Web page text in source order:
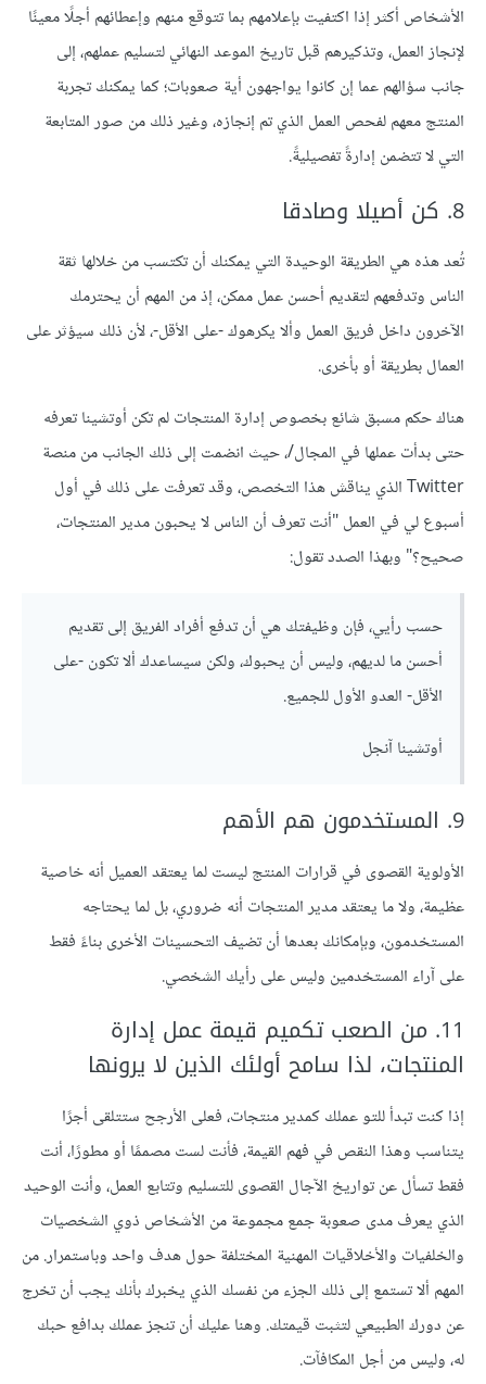
الأشخاص أكثر إذا اكتفيت بإعلامهم بما تتوقع منهم وإعطائهم أجلًا معينًا
لإنجاز العمل، وتذكيرهم قبل تاريخ الموعد النهائي لتسليم عملهم، إلى
جانب سؤالهم عما إن كانوا يواجهون أية صعوبات؛ كما يمكنك تجربة
المنتج معهم لفحص العمل الذي تم إنجازه، وغير ذلك من صور المتابعة
التي لا تتضمن إدارةً تفصيليةً.
8. كن أصيلا وصادقا
تُعد هذه هي الطريقة الوحيدة التي يمكنك أن تكتسب من خلالها ثقة
الناس وتدفعهم لتقديم أحسن عمل ممكن، إذ من المهم أن يحترمك
الآخرون داخل فريق العمل وألا يكرهوك -على الأقل-، لأن ذلك سيؤثر على
العمال بطريقة أو بأخرى.
هناك حكم مسبق شائع بخصوص إدارة المنتجات لم تكن أوتشينا تعرفه
حتى بدأت عملها في المجال/، حيث انضمت إلى ذلك الجانب من منصة
Twitter الذي يناقش هذا التخصص، وقد تعرفت على ذلك في أول
أسبوع لي في العمل "أنت تعرف أن الناس لا يحبون مدير المنتجات،
صحيح؟" وبهذا الصدد تقول:
حسب رأيي، فإن وظيفتك هي أن تدفع أفراد الفريق إلى تقديم
أحسن ما لديهم، وليس أن يحبوك، ولكن سيساعدك ألا تكون -على
الأقل- العدو الأول للجميع.
أوتشينا آنجل
9. المستخدمون هم الأهم
الأولوية القصوى في قرارات المنتج ليست لما يعتقد العميل أنه خاصية
عظيمة، ولا ما يعتقد مدير المنتجات أنه ضروري، بل لما يحتاجه
المستخدمون، وبإمكانك بعدها أن تضيف التحسينات الأخرى بناءً فقط
على آراء المستخدمين وليس على رأيك الشخصي.
11. من الصعب تكميم قيمة عمل إدارة
المنتجات، لذا سامح أولئك الذين لا يرونها
إذا كنت تبدأ للتو عملك كمدير منتجات، فعلى الأرجح ستتلقى أجرًا
يتناسب وهذا النقص في فهم القيمة، فأنت لست مصممًا أو مطورًا، أنت
فقط تسأل عن تواريخ الآجال القصوى للتسليم وتتابع العمل، وأنت الوحيد
الذي يعرف مدى صعوبة جمع مجموعة من الأشخاص ذوي الشخصيات
والخلفيات والأخلاقيات المهنية المختلفة حول هدف واحد وباستمرار. من
المهم ألا تستمع إلى ذلك الجزء من نفسك الذي يخبرك بأنك يجب أن تخرج
عن دورك الطبيعي لتثبت قيمتك. وهنا عليك أن تنجز عملك بدافع حبك
له، وليس من أجل المكافآت.